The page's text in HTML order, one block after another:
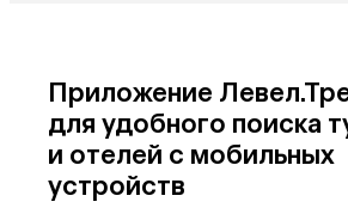
Приложение
для удобного поиска
и отелей с мобильных
устройств